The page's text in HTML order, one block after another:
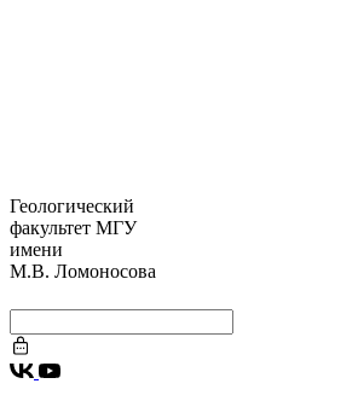
Геологический
факультет МГУ
имени
М.В. Ломоносова